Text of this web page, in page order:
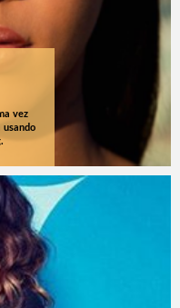
vez
usando